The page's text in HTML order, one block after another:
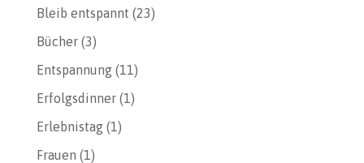
Bleib entspannt (23)
Bücher(3)
Entspannung(11)
Erfolgsdinner(1)
Erlebnistag(1)
Frauen (1)